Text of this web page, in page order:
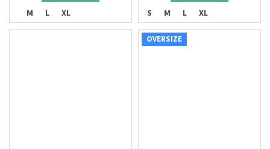
M L XL S M L XL
OVERSIZE